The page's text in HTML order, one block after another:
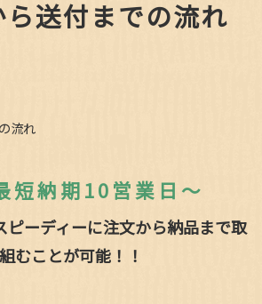
ら送付までの流れ
短納期10営業日～
ピーディーに注文から納品まで取
むことが可能！！